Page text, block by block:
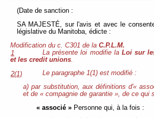
(Date de sanction :
SA MAJESTÉ, sur l'avis et avec le
législative du Manitoba, édicte :
Modification du c. C301 de la C.P.L.M.
1
La présente loi modifie la Loi sur
et les credit unions
2(1)
Le paragraphe 1(1) est modifié :
a) par substitution, aux définitions d'«
et de « compagnie de garantie », de ce qui
« associé »Personne qui, à la fois :